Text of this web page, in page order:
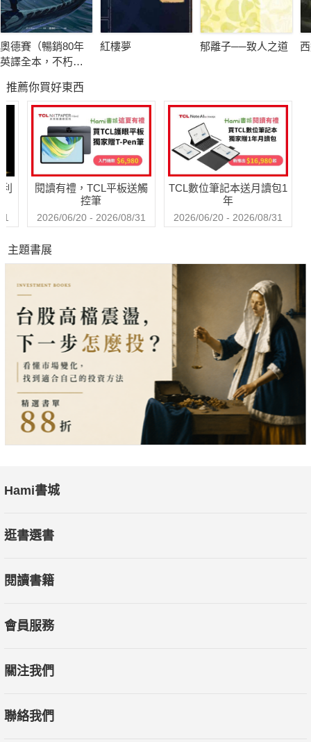
奧德賽（暢銷80年
英譯全本，不朽中
紅樓夢 郁離子──致人之道
推薦你買好東西
閱讀有禮，TCL平板送觸
控筆
2026/06/20 - 2026/08/31
TCL數位筆記本送月讀包1
年
2026/06/20 - 2026/08/31
主題書展
Hami書城
逛書選書
閱讀書籍
會員服務
關注我們
聯絡我們